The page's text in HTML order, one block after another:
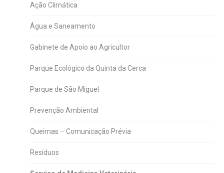
Ação Climática
Água e Saneamento
Gabinete de Apoio ao Agricultor
Parque Ecológico da Quinta da Cerca
Parque de São Miguel
Prevenção Ambiental
Queimas – Comunicação Prévia
Resíduos